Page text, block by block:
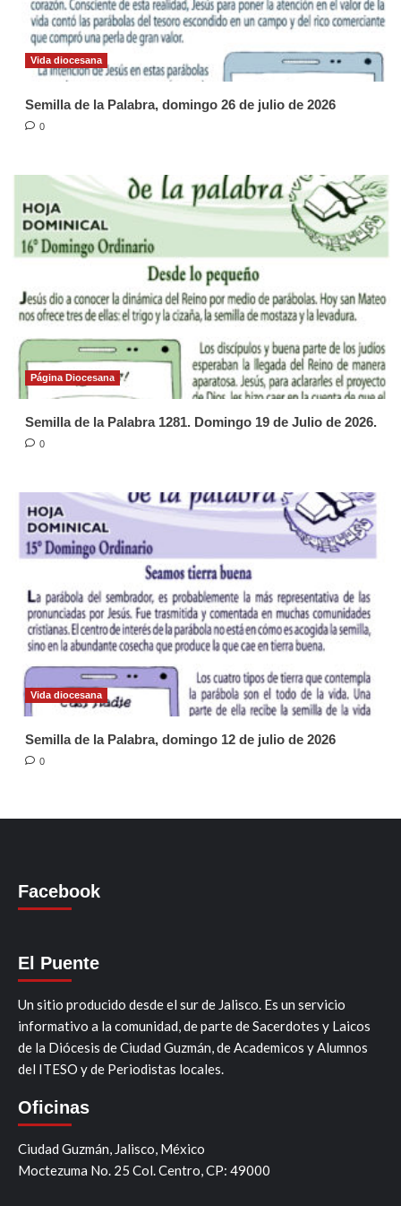
Vida diocesana
Semilla de la Palabra, domingo 26 de julio de 2026
0
Página Diocesana
Semilla de la Palabra 1281. Domingo 19 de Julio de 2026.
0
Vida diocesana
Semilla de la Palabra, domingo 12 de julio de 2026
0
Facebook
El Puente
Un sitio producido desde el sur de Jalisco. Es un servicio
informativo a la comunidad, de parte de Sacerdotes y Laicos
de la Diócesis de Ciudad Guzmán, de Academicos y Alumnos
del ITESO y de Periodistas locales.
Oficinas
Ciudad Guzmán, Jalisco, México
Moctezuma No. 25 Col. Centro, CP: 49000